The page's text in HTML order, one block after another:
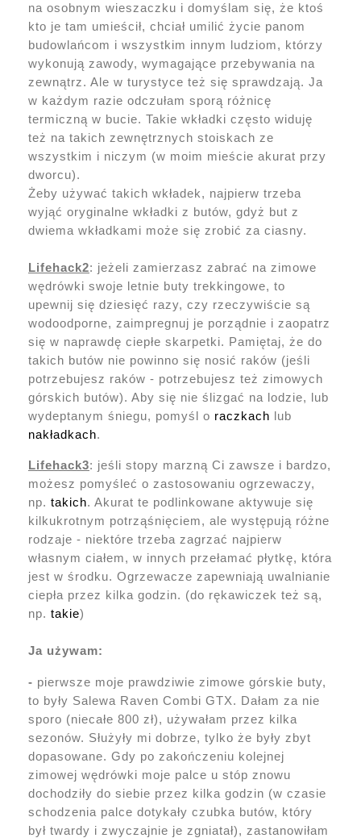
na osobnym wieszaczku i domyślam się, że ktoś
kto je tam umieścił, chciał umilić życie panom
budowlańcom i wszystkim innym ludziom, którzy
wykonują zawody, wymagające przebywania na
zewnątrz. Ale w turystyce też się sprawdzają. Ja
w każdym razie odczułam sporą różnicę
termiczną w bucie. Takie wkładki często widuję
też na takich zewnętrznych stoiskach ze
wszystkim i niczym (w moim mieście akurat przy
dworcu).
Żeby używać takich wkładek, najpierw trzeba
wyjąć oryginalne wkładki z butów, gdyż but z
dwiema wkładkami może się zrobić za ciasny.
Lifehack2: jeżeli zamierzasz zabrać na zimowe
wędrówki swoje letnie buty trekkingowe, to
upewnij się dziesięć razy, czy rzeczywiście są
wodoodporne, zaimpregnuj je porządnie i zaopatrz
się w naprawdę ciepłe skarpetki. Pamiętaj, że do
takich butów nie powinno się nosić raków (jeśli
potrzebujesz raków - potrzebujesz też zimowych
górskich butów). Aby się nie ślizgać na lodzie, lub
wydeptanym śniegu, pomyśl o raczkach lub
nakładkach.
Lifehack3: jeśli stopy marzną Ci zawsze i bardzo,
możesz pomyśleć o zastosowaniu ogrzewaczy,
np. takich. Akurat te podlinkowane aktywuje się
kilkukrotnym potrząśnięciem, ale występują różne
rodzaje - niektóre trzeba zagrzać najpierw
własnym ciałem, w innych przełamać płytkę, która
jest w środku. Ogrzewacze zapewniają uwalnianie
ciepła przez kilka godzin. (do rękawiczek też są,
np. takie)
Ja używam:
- pierwsze moje prawdziwie zimowe górskie buty,
to były Salewa Raven Combi GTX. Dałam za nie
sporo (niecałe 800 zł), używałam przez kilka
sezonów. Służyły mi dobrze, tylko że były zbyt
dopasowane. Gdy po zakończeniu kolejnej
zimowej wędrówki moje palce u stóp znowu
dochodziły do siebie przez kilka godzin (w czasie
schodzenia palce dotykały czubka butów, który
był twardy i zwyczajnie je zgniatał), zastanowiłam